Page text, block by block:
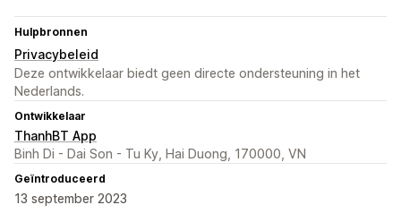
Hulpbronnen
Privacybeleid
Deze ontwikkelaar biedt geen directe ondersteuning in het
Nederlands.
Ontwikkelaar
ThanhBT App
Binh Di - Dai Son - Tu Ky, Hai Duong, 170000, VN
Geïntroduceerd
13 september 2023